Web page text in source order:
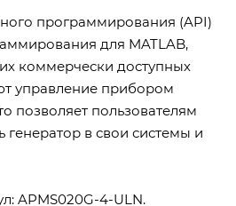
программирования (API)
для MATLAB,
коммерчески доступных
управление прибором
позволяет пользователям
генератор в свои системы и
APMS020G-4-ULN.